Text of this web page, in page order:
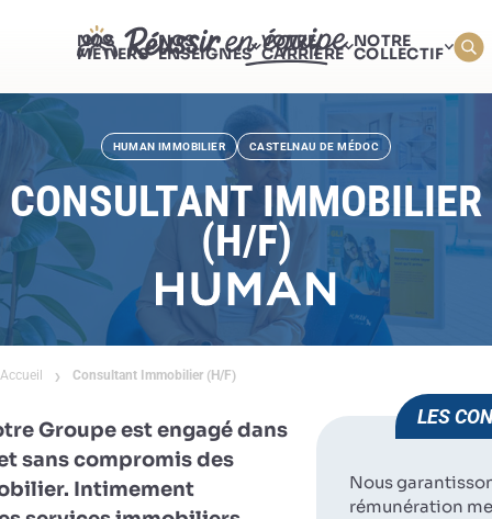
NOS
MÉTIERS
NOS
ENSEIGNES
VOTRE
CARRIÈRE
NOTRE
COLLECTIF
HUMAN IMMOBILIER CASTELNAU DE MÉDOC
CONSULTANT IMMOBILIER
(H/F)
Accueil Consultant Immobilier (H/F)
Groupe est engagé dans
sans compromis des
Intimement
LES
Nous
rémunération